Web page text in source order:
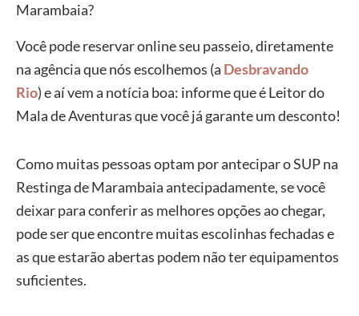
Marambaia?
Você pode reservar online seu passeio, diretamente
na agência que nós escolhemos (a Desbravando
Rio) e aí vem a notícia boa: informe que é Leitor do
Mala de Aventuras que você já garante um desconto!
Como muitas pessoas optam por antecipar o SUP na
Restinga de Marambaia antecipadamente, se você
deixar para conferir as melhores opções ao chegar,
pode ser que encontre muitas escolinhas fechadas e
as que estarão abertas podem não ter equipamentos
suficientes.